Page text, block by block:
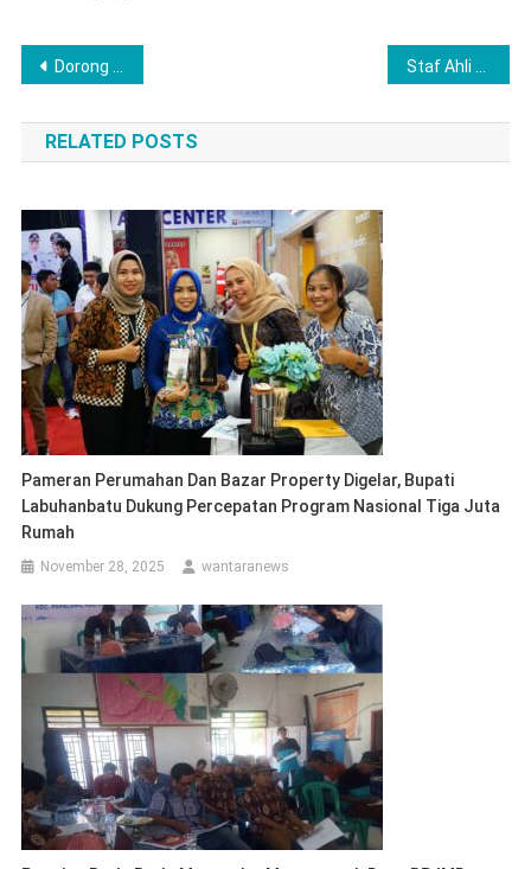
Navigasi
pos
Dorong Kepatuhan, Kios Penunggak Retribusi Ditempeli Stiker
RELATED POSTS
Pameran Perumahan Dan Bazar Property Digelar, Bupati
Labuhanbatu Dukung Percepatan Program Nasional Tiga Juta
Rumah
November 28, 2025 wantaranews